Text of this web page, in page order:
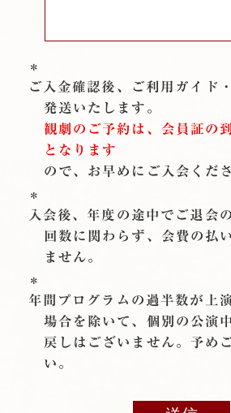
ご入金確認後、ご利用ガイド
発送いたします。
観劇のご予約は、会員証の
となります
ので、お早めにご入会くだ
入会後、年度の途中でご退会
回数に関わらず、会費の払
ません。
年間プログラムの過半数が上
場合を除いて、個別の公演
戻しはございません。予め
い。